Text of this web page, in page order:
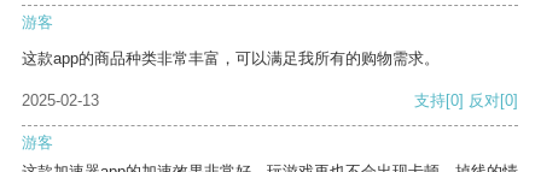
游客
这款app的商品种类非常丰富，可以满足我所有的购物需求。
2025-02-13 支持[0] 反对[0]
游客